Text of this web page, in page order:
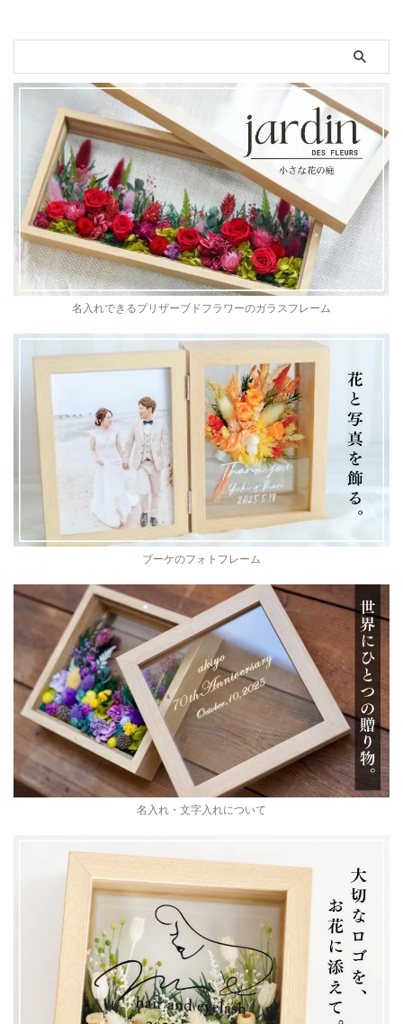
名入れできるプリザーブドフラワーのガラスフレーム
ブーケのフォトフレーム
名入れ・文字入れについて